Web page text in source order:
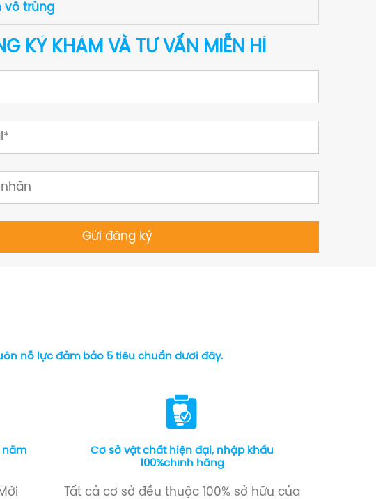
vô trùng
KÝ KHÁM VÀ TƯ VẤN MIỄN HÍ
nỗ lực đảm bảo 5 tiêu chuẩn dưới đây.
năm
Cơ sở vật chất hiện đại, nhập khẩu
100%chính hãng
Tất cả cơ sở đều thuộc 100% sở hữu của